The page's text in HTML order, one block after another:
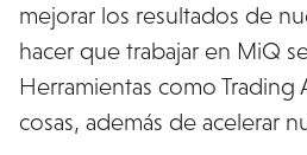
mejorar los resultados de
hacer que trabajar en MiQ
Herramientas como Trading
cosas, además de acelerar